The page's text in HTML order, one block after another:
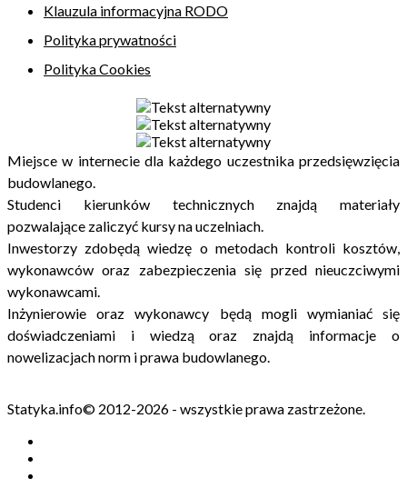
Klauzula informacyjna RODO
Polityka prywatności
Polityka Cookies
Miejsce w internecie dla każdego uczestnika przedsięwzięcia
budowlanego.
Studenci kierunków technicznych znajdą materiały
pozwalające zaliczyć kursy na uczelniach.
Inwestorzy zdobędą wiedzę o metodach kontroli kosztów,
wykonawców oraz zabezpieczenia się przed nieuczciwymi
wykonawcami.
Inżynierowie oraz wykonawcy będą mogli wymianiać się
doświadczeniami i wiedzą oraz znajdą informacje o
nowelizacjach norm i prawa budowlanego.
Statyka.info© 2012-2026 - wszystkie prawa zastrzeżone.